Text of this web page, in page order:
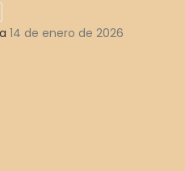
14 de enero de 2026